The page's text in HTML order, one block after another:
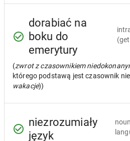
dorabiać na
boku do
emerytury
(zwrot z czasownikiem
którego podstawą jest czasownik
wakacje))
niezrozumiały
język
noun